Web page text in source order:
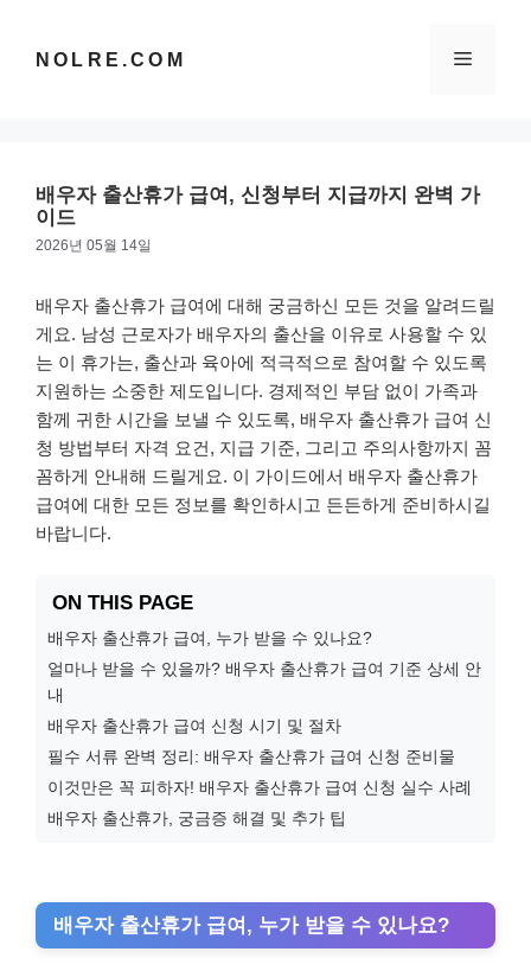
NOLRE.COM 메
배우자 출산휴가 급여, 신청부터 지급까지 완벽 가
이드
2026년 05월 14일
배우자 출산휴가 급여에 대해 궁금하신 모든 것을 알려드릴
게요. 남성 근로자가 배우자의 출산을 이유로 사용할 수 있
는 이 휴가는, 출산과 육아에 적극적으로 참여할 수 있도록
지원하는 소중한 제도입니다. 경제적인 부담 없이 가족과
함께 귀한 시간을 보낼 수 있도록, 배우자 출산휴가 급여 신
청 방법부터 자격 요건, 지급 기준, 그리고 주의사항까지 꼼
꼼하게 안내해 드릴게요. 이 가이드에서 배우자 출산휴가
급여에 대한 모든 정보를 확인하시고 든든하게 준비하시길
바랍니다.
ON THIS PAGE
배우자 출산휴가 급여, 누가 받을 수 있나요?
얼마나 받을 수 있을까? 배우자 출산휴가 급여 기준 상세 안
내
배우자 출산휴가 급여 신청 시기 및 절차
필수 서류 완벽 정리: 배우자 출산휴가 급여 신청 준비물
이것만은 꼭 피하자! 배우자 출산휴가 급여 신청 실수 사례
배우자 출산휴가, 궁금증 해결 및 추가 팁
배우자 출산휴가 급여, 누가 받을 수 있나요?